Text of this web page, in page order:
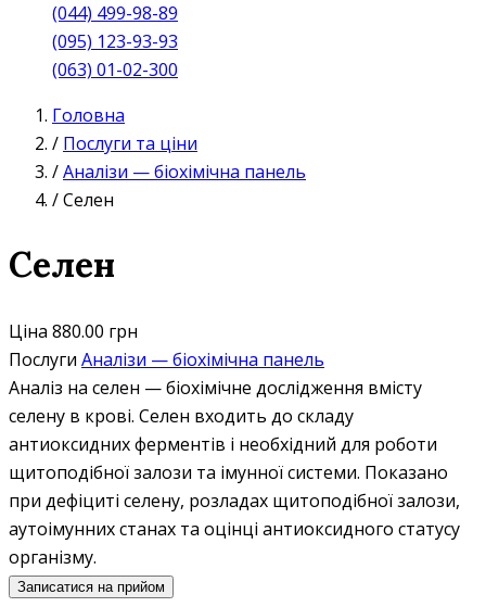
(044) 499-98-89
(095) 123-93-93
(063) 01-02-300
Головна
/ Послуги та ціни
/Аналізи — біохімічна панель
/Селен
Селен
Ціна 880.00 грн
Послуги Аналізи — біохімічна панель
Аналіз на селен — біохімічне дослідження вмісту
селену в крові. Селен входить до складу
антиоксидних ферментів і необхідний для роботи
щитоподібної залози та імунної системи. Показано
при дефіциті селену, розладах щитоподібної залози,
аутоімунних станах та оцінці антиоксидного статусу
організму.
Записатися на прийом